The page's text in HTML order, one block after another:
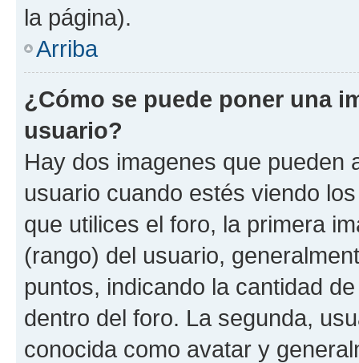
la página).
Arriba
¿Cómo se puede poner una
usuario?
Hay dos imagenes que pueden
usuario cuando estés viendo
que utilices el foro, la primera
(rango) del usuario,
puntos, indicando la cantidad
dentro del foro. La segunda,
conocida como avatar y